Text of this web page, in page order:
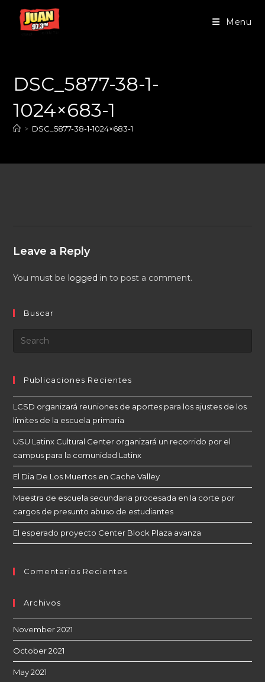
Menu
DSC_5877-38-1-
1024×683-1
> DSC_5877-38-1-1024×683-1
Leave a Reply
You must be logged in to post a comment.
Buscar
Publicaciones Recientes
LCSD organizará reuniones de aportes para los ajustes de los
límites de la escuela primaria
USU Latinx Cultural Center organizará un recorrido por el
campus para la comunidad Latinx
El Dia De Los Muertos en Cache Valley
Maestra de escuela secundaria procesada en la corte por
cargos de presunto abuso de estudiantes
El esperado proyecto Center Block Plaza avanza
Comentarios Recientes
Archivos
November 2021
October 2021
May 2021